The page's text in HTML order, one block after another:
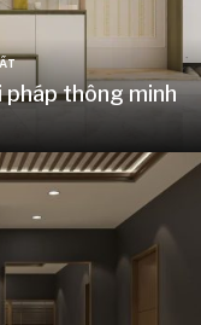
pháp thông minh